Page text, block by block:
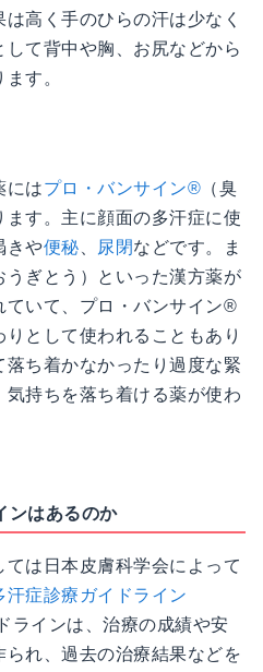
高く手のひらの汗は少なく
て背中や胸、お尻などから
す。
にはプロ・バンサイン®︎ （臭
す。主に顔面の多汗症に使
きや便秘 尿閉などです。ま
うぎとう）といった漢方薬が
ていて、プロ・バンサイン®︎
として使われることもあり
落ち着かなかったり過度な緊
持ちを落ち着ける薬が使わ
ンはあるのか
ては日本皮膚科学会によって
汗症診療ガイドライン
ラインは、治療の成績や安
れ、過去の治療結果などを